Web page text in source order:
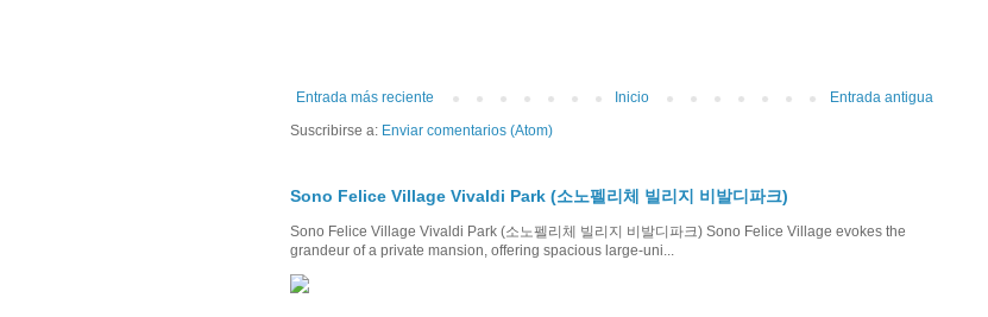
Entrada más reciente Entrada antigua
Inicio
Suscribirse a: Enviar comentarios (Atom)
Sono Felice Village Vivaldi Park (소노펠리체 빌리지 비발디파크)
Sono Felice Village Vivaldi Park (소노펠리체 빌리지 비발디파크) Sono Felice Village evokes the
grandeur of a private mansion, offering spacious large-uni...